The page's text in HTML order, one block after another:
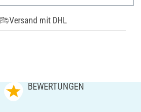
Versand mit DHL
BEWERTUNGEN